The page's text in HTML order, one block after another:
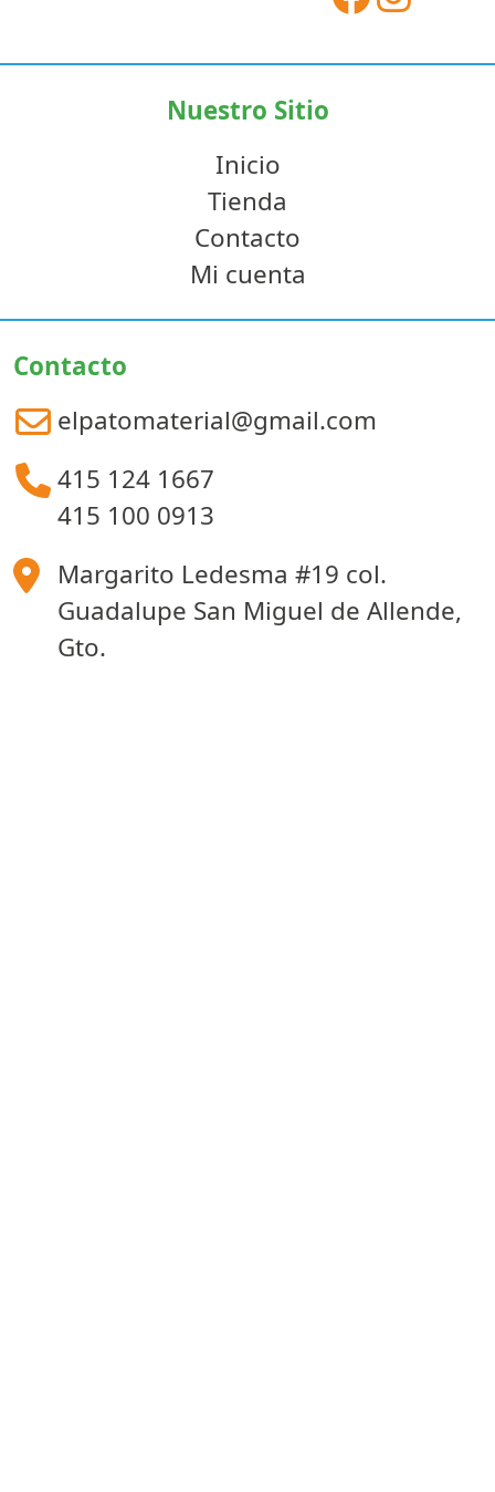
Nuestro Sitio
Inicio
Tienda
Contacto
Mi cuenta
Contacto
elpatomaterial@gmail.com
415 124 1667
415 100 0913
Margarito Ledesma #19 col.
Guadalupe San Miguel de Allende,
Gto.